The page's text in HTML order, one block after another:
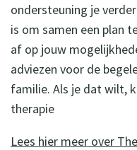
ondersteuning je
is om samen een plan
af op jouw
adviezen voor de
familie. Als je dat wilt,
therapie
Lees hier meer over